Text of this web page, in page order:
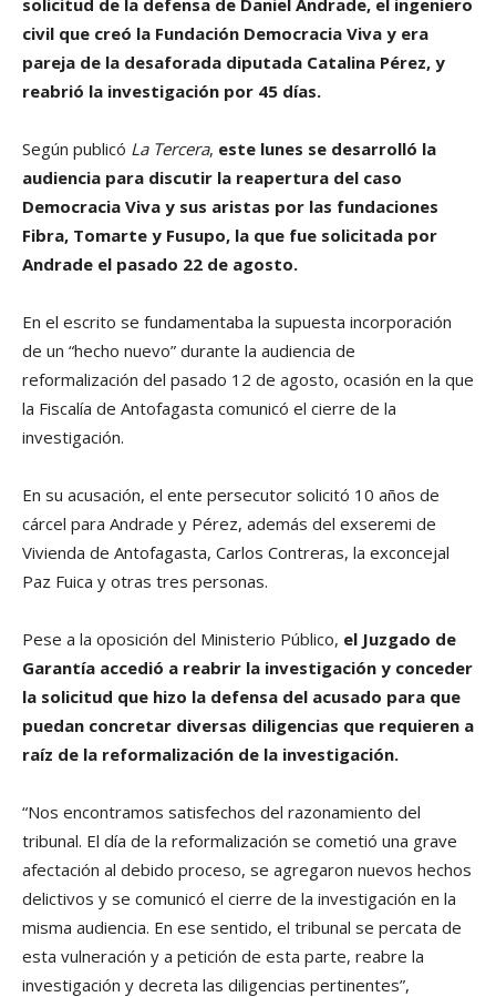
civil que creó la Fundación Democracia Viva y era
pareja de la desaforada diputada Catalina Pérez, y
reabrió la investigación por 45 días.
Según publicó La Tercera, este lunes se desarrolló la
audiencia para discutir la reapertura del caso
Democracia Viva y sus aristas por las fundaciones
Fibra, Tomarte y Fusupo, la que fue solicitada por
Andrade el pasado 22 de agosto.
En el escrito se fundamentaba la supuesta incorporación
de un “hecho nuevo” durante la audiencia de
reformalización del pasado 12 de agosto, ocasión en la que
la Fiscalía de Antofagasta comunicó el cierre de la
investigación.
En su acusación, el ente persecutor solicitó 10 años de
cárcel para Andrade y Pérez, además del exseremi de
Vivienda de Antofagasta, Carlos Contreras, la exconcejal
Paz Fuica y otras tres personas.
Pese a la oposición del Ministerio Público, el Juzgado de
Garantía accedió a reabrir la investigación y conceder
la solicitud que hizo la defensa del acusado para que
puedan concretar diversas diligencias que requieren a
raíz de la reformalización de la investigación.
“Nos encontramos satisfechos del razonamiento del
tribunal. El día de la reformalización se cometió una grave
afectación al debido proceso, se agregaron nuevos hechos
delictivos y se comunicó el cierre de la investigación en la
misma audiencia. En ese sentido, el tribunal se percata de
esta vulneración y a petición de esta parte, reabre la
investigación y decreta las diligencias pertinentes”,